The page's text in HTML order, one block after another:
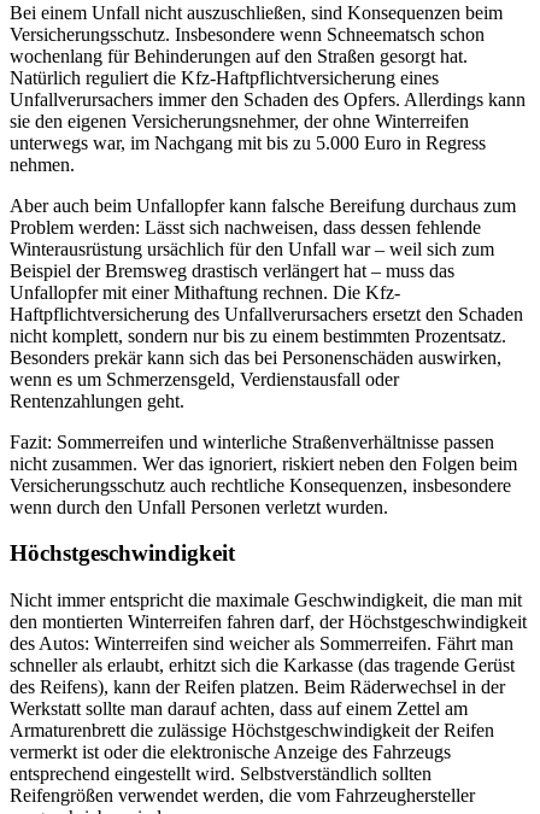
Bei einem Unfall nicht auszuschließen, sind Konsequenzen beim
Versicherungsschutz. Insbesondere wenn Schneematsch schon
wochenlang für Behinderungen auf den Straßen gesorgt hat.
Natürlich reguliert die Kfz-Haftpflichtversicherung eines
Unfallverursachers immer den Schaden des Opfers. Allerdings kann
sie den eigenen Versicherungsnehmer, der ohne Winterreifen
unterwegs war, im Nachgang mit bis zu 5.000 Euro in Regress
nehmen.
Aber auch beim Unfallopfer kann falsche Bereifung durchaus zum
Problem werden: Lässt sich nachweisen, dass dessen fehlende
Winterausrüstung ursächlich für den Unfall war – weil sich zum
Beispiel der Bremsweg drastisch verlängert hat – muss das
Unfallopfer mit einer Mithaftung rechnen. Die Kfz-
Haftpflichtversicherung des Unfallverursachers ersetzt den Schaden
nicht komplett, sondern nur bis zu einem bestimmten Prozentsatz.
Besonders prekär kann sich das bei Personenschäden auswirken,
wenn es um Schmerzensgeld, Verdienstausfall oder
Rentenzahlungen geht.
Fazit: Sommerreifen und winterliche Straßenverhältnisse passen
nicht zusammen. Wer das ignoriert, riskiert neben den Folgen beim
Versicherungsschutz auch rechtliche Konsequenzen, insbesondere
wenn durch den Unfall Personen verletzt wurden.
Höchstgeschwindigkeit
Nicht immer entspricht die maximale Geschwindigkeit, die man mit
den montierten Winterreifen fahren darf, der Höchstgeschwindigkeit
des Autos: Winterreifen sind weicher als Sommerreifen. Fährt man
schneller als erlaubt, erhitzt sich die Karkasse (das tragende Gerüst
des Reifens), kann der Reifen platzen. Beim Räderwechsel in der
Werkstatt sollte man darauf achten, dass auf einem Zettel am
Armaturenbrett die zulässige Höchstgeschwindigkeit der Reifen
vermerkt ist oder die elektronische Anzeige des Fahrzeugs
entsprechend eingestellt wird. Selbstverständlich sollten
Reifengrößen verwendet werden, die vom Fahrzeughersteller